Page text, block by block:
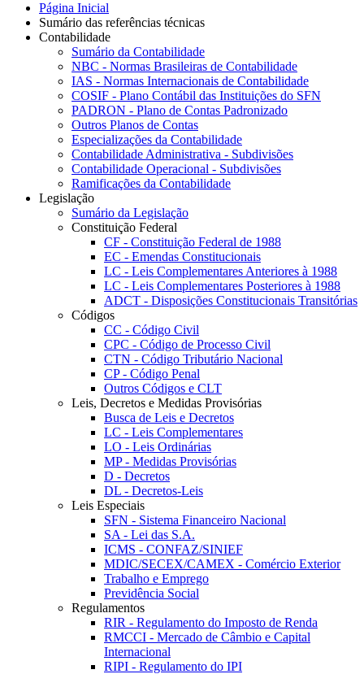
Página Inicial
Sumário das referências técnicas
Contabilidade
Sumário da Contabilidade
NBC - Normas Brasileiras de Contabilidade
IAS - Normas Internacionais de Contabilidade
COSIF - Plano Contábil das Instituições do SFN
PADRON - Plano de Contas Padronizado
Outros Planos de Contas
Especializações da Contabilidade
Contabilidade Administrativa - Subdivisões
Contabilidade Operacional - Subdivisões
Ramificações da Contabilidade
Legislação
Sumário da Legislação
Constituição Federal
CF - Constituição Federal de 1988
EC - Emendas Constitucionais
LC - Leis Complementares Anteriores à 1988
LC - Leis Complementares Posteriores à 1988
ADCT - Disposições Constitucionais Transitórias
Códigos
CC - Código Civil
CPC - Código de Processo Civil
CTN - Código Tributário Nacional
CP - Código Penal
Outros Códigos e CLT
Leis, Decretos e Medidas Provisórias
Busca de Leis e Decretos
LC - Leis Complementares
LO - Leis Ordinárias
MP - Medidas Provisórias
D - Decretos
DL - Decretos-Leis
Leis Especiais
SFN - Sistema Financeiro Nacional
SA - Lei das S.A.
ICMS - CONFAZ/SINIEF
MDIC/SECEX/CAMEX - Comércio Exterior
Trabalho e Emprego
Previdência Social
Regulamentos
RIR - Regulamento do Imposto de Renda
RMCCI - Mercado de Câmbio e Capital
Internacional
RIPI - Regulamento do IPI